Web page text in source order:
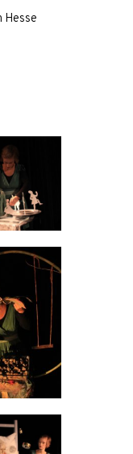
Hesse